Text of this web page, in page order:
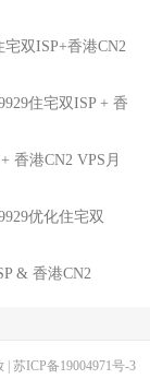
宅双ISP+香港CN2
住宅双ISP + 香
香港CN2 VPS月
优化住宅双
& 香港CN2
| 苏ICP备19004971号-3